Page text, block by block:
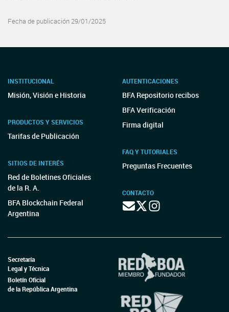
Fecha de publicación 29/01/2025
INSTITUCIONAL
Misión, Visión e Historia
PRODUCTOS Y SERVICIOS
Tarifas de Publicación
SITIOS DE INTERÉS
Red de Boletines Oficiales
de la R. A.
BFA Blockchain Federal
Argentina
AUTENTICACIONES
BFA Repositorio recibos
BFA Verificación
Firma digital
FAQ Y TUTORIALES
Preguntas Frecuentes
CONTACTO
Secretaría
Legal y Técnica
Boletín Oficial
de la República Argentina